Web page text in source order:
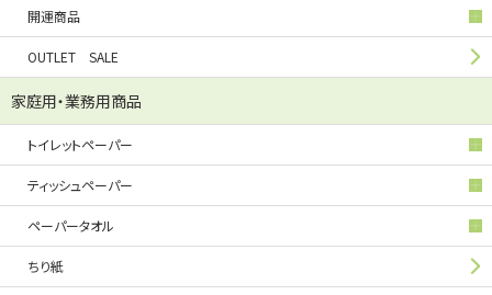
開運商品
OUTLET SALE
家庭用・業務用商品
トイレットペーパー
ティッシュペーパー
ペーパータオル
ちり紙